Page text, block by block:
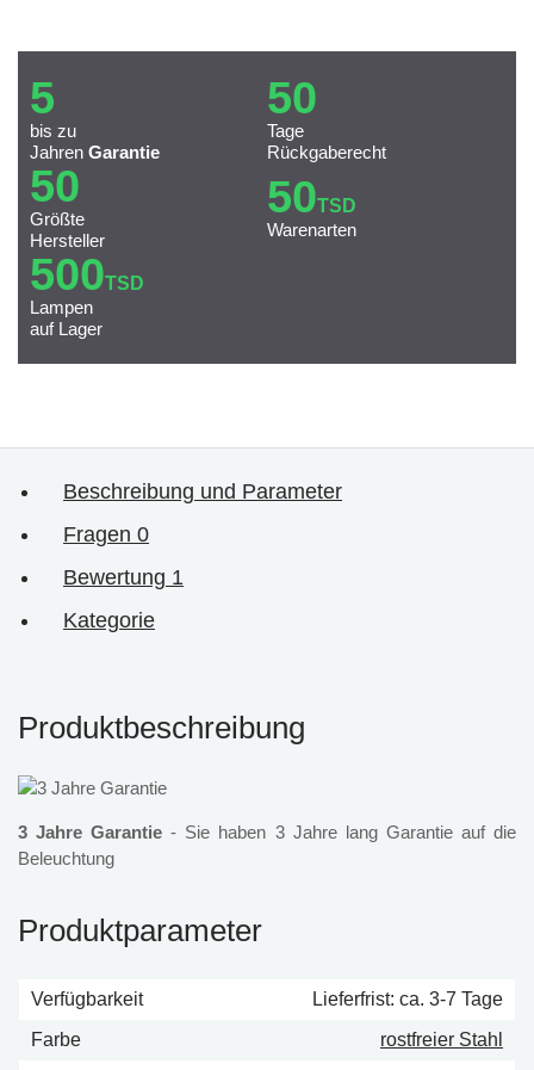
5
bis zu
Jahren Garantie
50
Tage
Rückgaberecht
50
Größte
Hersteller
50TSD
Warenarten
500TSD
Lampen
auf Lager
Beschreibung und Parameter
Fragen 0
Bewertung 1
Kategorie
Produktbeschreibung
3 Jahre Garantie - Sie haben 3 Jahre lang Garantie auf die
Beleuchtung
Produktparameter
Verfügbarkeit
Lieferfrist: ca. 3-7 Tage
Farbe
rostfreier Stahl